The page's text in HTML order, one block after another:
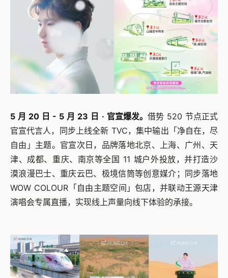
5 月 20 日 - 5 月 23 日 · 官宣爆发。 借势 520 节点正式
官宣代言人，同步上线全新 TVC，集中输出「净自在，尽
自由」主题。官宣次日，品牌落地北京、上海、广州、天
津、成都、重庆、南京等全国 11 城户外投放，并打造沙
漠浪漫巴士、重庆云巴、极境信筒等创意媒介；同步落地
WOW COLOUR「自由主题空间」包店，并联动王源天津
演唱会专属直播，实现线上声量向线下体验的承接。